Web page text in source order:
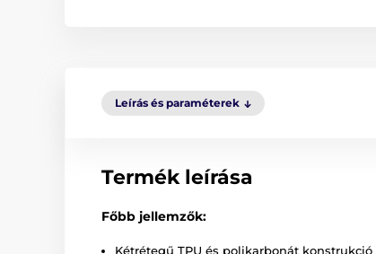
Leírás és paraméterek
Termék leírása
Főbb jellemzők:
Kétrétegű TPU és polikarbonát konstrukció